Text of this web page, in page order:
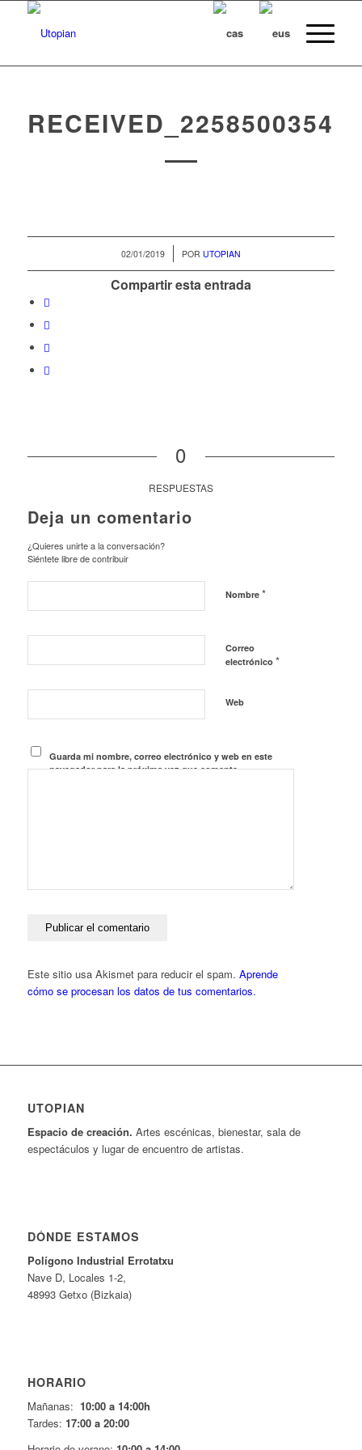
02/01/2019
/ POR UTOPIAN
Compartir esta entrada
0
RESPUESTAS
Deja un comentario
¿Quieres unirte a la conversación?
Siéntete libre de contribuir
Nombre *
Correo
electrónico *
Web
Guarda mi nombre, correo electrónico y web en este
navegador para la próxima vez que comente.
Este sitio usa Akismet para reducir el spam. Aprende
cómo se procesan los datos de tus comentarios.
UTOPIAN
Espacio de creación. Artes escénicas, bienestar, sala de
espectáculos y lugar de encuentro de artistas.
DÓNDE ESTAMOS
Polígono Industrial Errotatxu
Nave D, Locales 1-2,
48993 Getxo (Bizkaia)
HORARIO
Mañanas: 10:00 a 14:00h
Tardes: 17:00 a 20:00